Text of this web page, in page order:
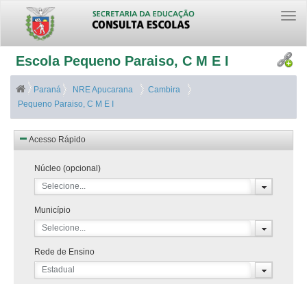
Escola Pequeno Paraiso, C M E I
Paraná NRE Apucarana
Cambira
Pequeno Paraiso, C M E I
Acesso Rápido
Núcleo (opcional)
Selecione...
Município
Selecione...
Rede de Ensino
Estadual